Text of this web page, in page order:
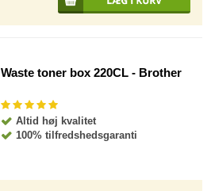
Waste toner box 220CL - Brother
Altid høj kvalitet
100% tilfredshedsgaranti